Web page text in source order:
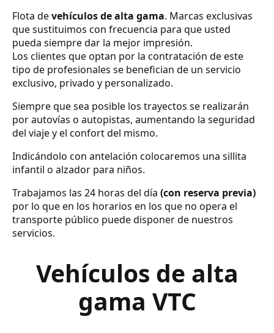
Flota devehículos de alta gama. Marcas exclusivas
que sustituimos con frecuencia para que usted
pueda siempre dar la mejor impresión.
Los clientes que optan por la contratación de este
tipo de profesionales se benefician de un servicio
exclusivo, privado y personalizado.
Siempre que sea posible los trayectos se realizarán
por autovías o autopistas, aumentando la seguridad
del viaje y el confort del mismo.
Indicándolo con antelación colocaremos una sillita
infantil o alzador para niños.
Trabajamos las 24 horas del día (con reserva previa)
por lo que en los horarios en los que no opera el
transporte público puede disponer de nuestros
servicios.
Vehículos de alta
gama VTC